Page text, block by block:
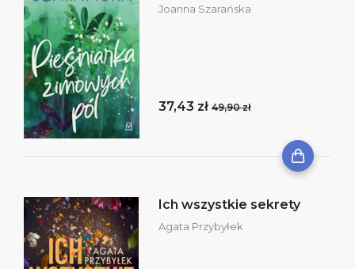
Joanna Szarańska
37,43 zł 49,90 zł
Ich wszystkie sekrety
Agata Przybyłek